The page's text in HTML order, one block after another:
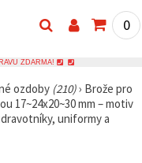
0
ZDARMA!
ozdoby (210)› Brože pro
17~24x20~30 mm – motiv
uniformy a